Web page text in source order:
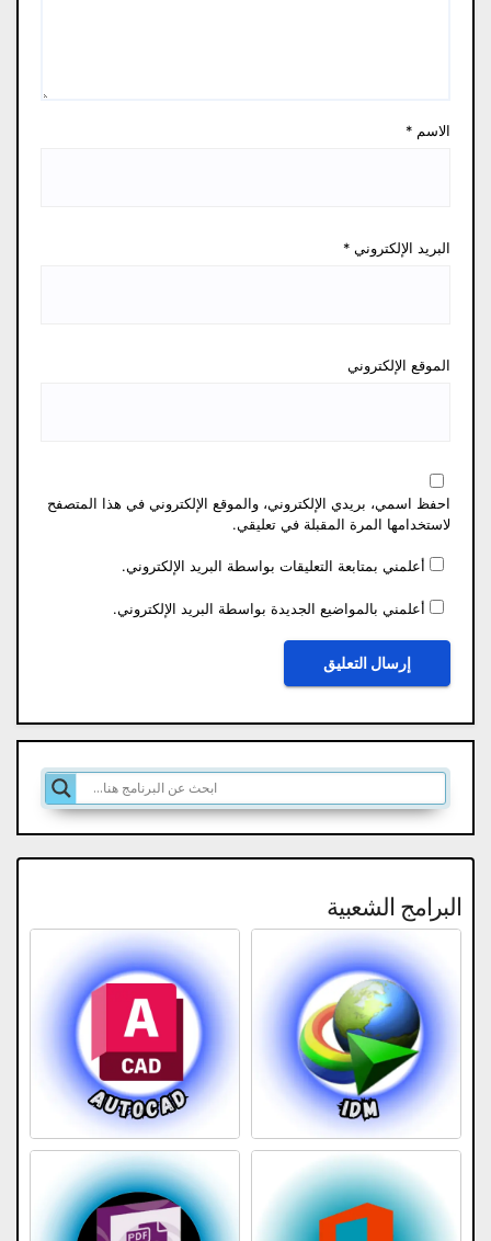
الاسم *
البريد الإلكتروني *
الموقع الإلكتروني
احفظ اسمي، بريدي الإلكتروني، والموقع الإلكتروني في هذا المتصفح
لاستخدامها المرة المقبلة في تعليقي.
أعلمني بمتابعة التعليقات بواسطة البريد الإلكتروني.
أعلمني بالمواضيع الجديدة بواسطة البريد الإلكتروني.
البرامج الشعبية